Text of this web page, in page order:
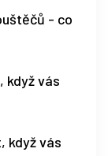
- co
když vás
když vás